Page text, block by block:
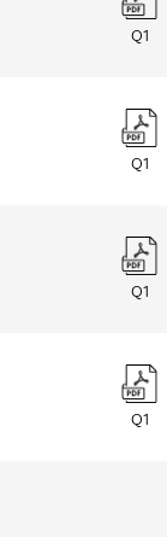
Q1
Q1
Q1
Q1